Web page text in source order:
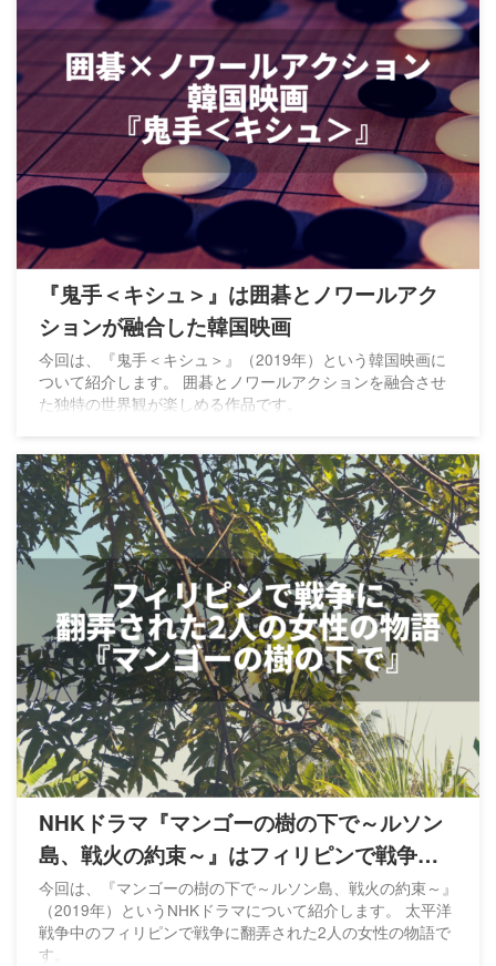
『鬼手＜キシュ＞』は囲碁とノワールアク
ションが融合した韓国映画
今回は、『鬼手＜キシュ＞』（2019年）という韓国映画に
ついて紹介します。 囲碁とノワールアクションを融合させ
た独特の世界観が楽しめる作品です。
NHKドラマ『マンゴーの樹の下で～ルソン
島、戦火の約束～』はフィリピンで戦争に
翻弄された2人の女性の物語
今回は、『マンゴーの樹の下で～ルソン島、戦火の約束～』
（2019年）というNHKドラマについて紹介します。 太平洋
戦争中のフィリピンで戦争に翻弄された2人の女性の物語で
す。